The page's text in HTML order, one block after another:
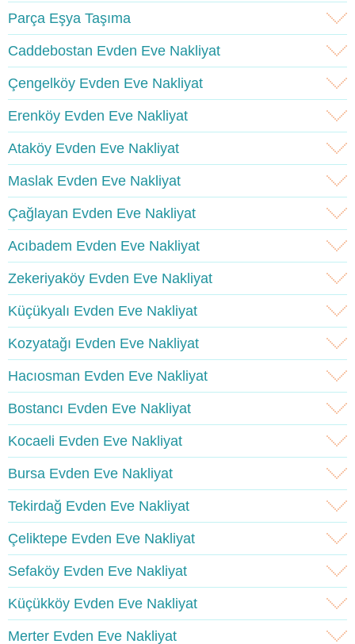
Parça Eşya Taşıma
Caddebostan Evden Eve Nakliyat
Çengelköy Evden Eve Nakliyat
Erenköy Evden Eve Nakliyat
Ataköy Evden Eve Nakliyat
Maslak Evden Eve Nakliyat
Çağlayan Evden Eve Nakliyat
Acıbadem Evden Eve Nakliyat
Zekeriyaköy Evden Eve Nakliyat
Küçükyalı Evden Eve Nakliyat
Kozyatağı Evden Eve Nakliyat
Hacıosman Evden Eve Nakliyat
Bostancı Evden Eve Nakliyat
Kocaeli Evden Eve Nakliyat
Bursa Evden Eve Nakliyat
Tekirdağ Evden Eve Nakliyat
Çeliktepe Evden Eve Nakliyat
Sefaköy Evden Eve Nakliyat
Küçükköy Evden Eve Nakliyat
Merter Evden Eve Nakliyat